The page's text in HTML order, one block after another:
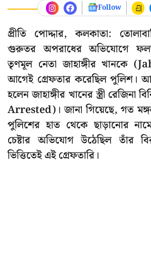
Follow
প্রীতি পোদ্দার, কলকাতা:
গুরুতর অপরাধের অভিযোগে
তৃণমূল নেতা জাহাঙ্গীর খানকে
আগেই গ্রেফতার করেছিল পুলিশ।
হলেন জাহাঙ্গীর খানের স্ত্রী
Arrested)। জানা গিয়েছে, গত
পুলিশের হাত থেকে ছাড়ানোর
চেষ্টার অভিযোগ উঠেছিল তাঁর
ভিত্তিতেই এই গ্রেফতারি।